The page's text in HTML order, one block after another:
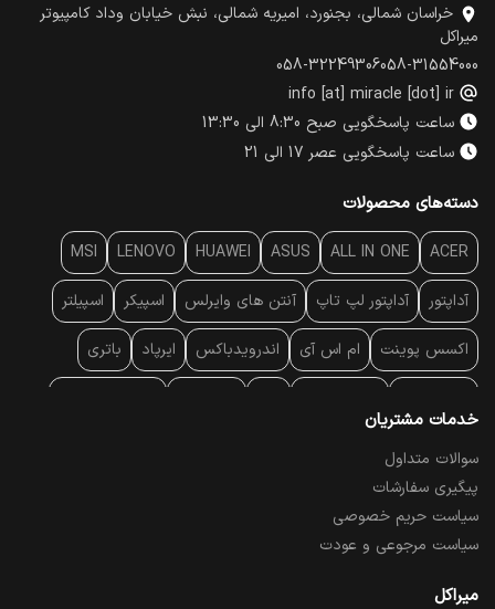
خراسان شمالی، بجنورد، امیریه شمالی، نبش خیابان وداد کامپیوتر
میراکل
058-31554000
058-32249306
info [at] miracle [dot] ir
ساعت پاسخگویی صبح 8:30 الی 13:30
ساعت پاسخگویی عصر 17 الی 21
دسته‌های محصولات
ACER
ALL IN ONE
ASUS
HUAWEI
LENOVO
MSI
آداپتور آداپتور لپ تاپ آنتن‌ های وایرلس اسپیکر اسپیلتر
اکسس پوینت ام اس آی اندرویدباکس ایرپاد باتری
پایه سقفی
پرده نمایش
تبلت و موبایل تجهیزات پسیو شبکه
تلویزیون
خدمات مشتریان
سوالات متداول
پیگیری سفارشات
سیاست حریم خصوصی
سیاست مرجوعی و عودت
میراکل